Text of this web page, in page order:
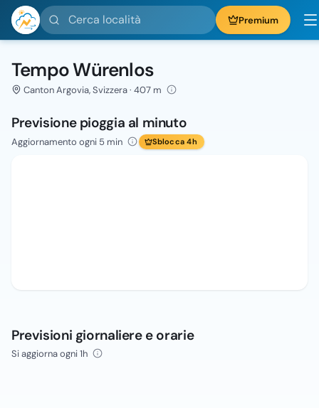
Cerca località Premium
Tempo Würenlos
Canton Argovia, Svizzera · 407 m
Previsione pioggia al minuto
Aggiornamento ogni 5 min Sblocca 4h
Previsioni giornaliere e orarie
Si aggiorna ogni 1h